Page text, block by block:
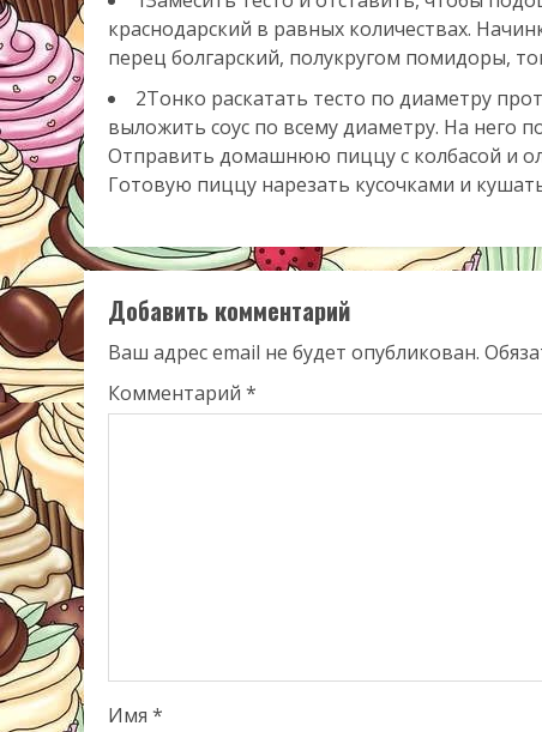
краснодарский в равных количествах.
перец болгарский, полукругом помидоры,
2Тонко раскатать тесто по диаметру
выложить соус по всему диаметру. На него
Отправить домашнюю пиццу с колбасой и
Готовую пиццу нарезать кусочками и
Добавить комментарий
Ваш адрес email не будет опубликован.
Комментарий *
Имя *